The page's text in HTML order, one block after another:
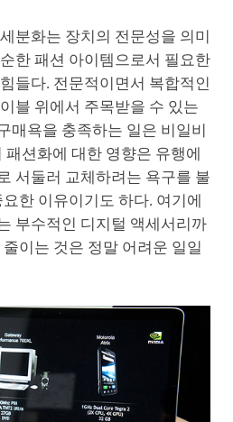
분화는 장치의 전문성을 의미
한 패션 아이템으로서 필요한
들다. 전문적이면서 복합적인
블 위에서 주목받을 수 있는
매욕을 충족하는 일은 비일비
션화에 대한 영향은 유행에
서둘러 교체하려는 욕구를 불
한 이유이기도 하다. 여기에
부수적인 디지털 액세서리까
이는 것은 정말 어려운 일일